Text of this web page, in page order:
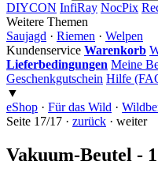
DIYCON InfiRay NocPix
Weitere Themen
Saujagd · Riemen · Welpen
Kundenservice Warenkorb
Lieferbedingungen Meine
Geschenkgutschein Hilfe
▼
eShop · Für das Wild ·
Seite 17/17 · zurück · weiter
Vakuum-Beutel -